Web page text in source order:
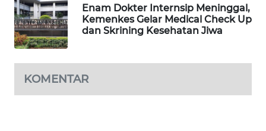
Enam Dokter Internsip Meninggal,
Kemenkes Gelar Medical Check Up
dan Skrining Kesehatan Jiwa
KOMENTAR
HEALTH
WAHANA
DESA
WISATA
LAPAK